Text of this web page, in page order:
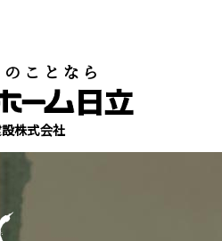
ことなら
株式会社